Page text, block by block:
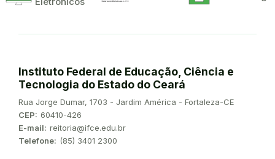
Instituto Federal de Educação, Ciência e
Tecnologia do Estado do Ceará
Endereço:
Rua Jorge Dumar, 1703 - Jardim América - Fortaleza-CE
CEP: 60410-426
E-mail: reitoria@ifce.edu.br
Telefone: (85) 3401 2300